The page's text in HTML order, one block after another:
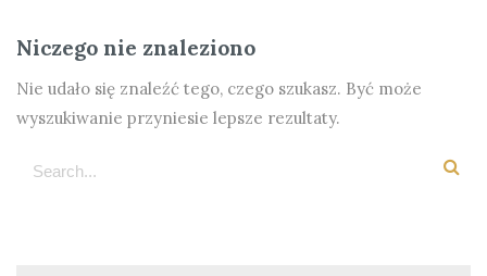
Niczego nie znaleziono
Nie udało się znaleźć tego, czego szukasz. Być może
wyszukiwanie przyniesie lepsze rezultaty.